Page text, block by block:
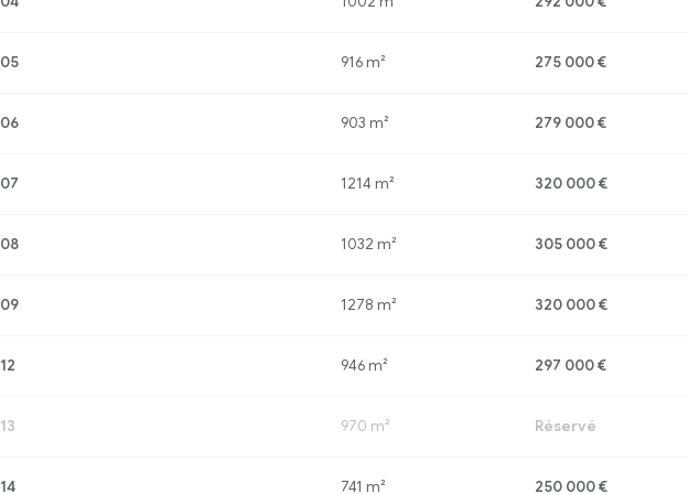
05 916 m² 275 000 €
06 903 m² 279 000 €
07 1214 m² 320 000 €
08 1032 m² 305 000 €
09 1278 m² 320 000 €
12 946 m² 297 000 €
13 970 m² Réservé
14 741 m² 250 000 €